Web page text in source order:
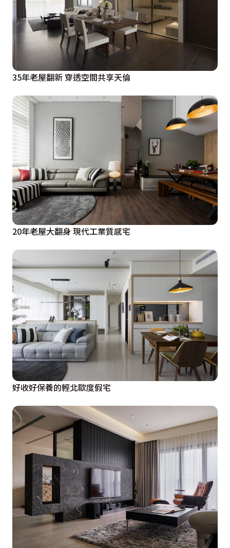
35年老屋翻新 穿透空間共享天倫
20年老屋大翻身 現代工業質感宅
好收好保養的輕北歐度假宅